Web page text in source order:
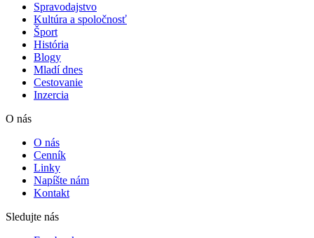
Spravodajstvo
Kultúra a spoločnosť
Šport
História
Blogy
Mladí dnes
Cestovanie
Inzercia
O nás
O nás
Cenník
Linky
Napíšte nám
Kontakt
Sledujte nás